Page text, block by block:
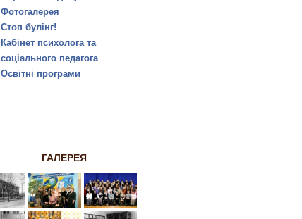
Фотогалерея
Стоп булінг!
Кабінет психолога та
соціального педагога
Освітні програми
ГАЛЕРЕЯ